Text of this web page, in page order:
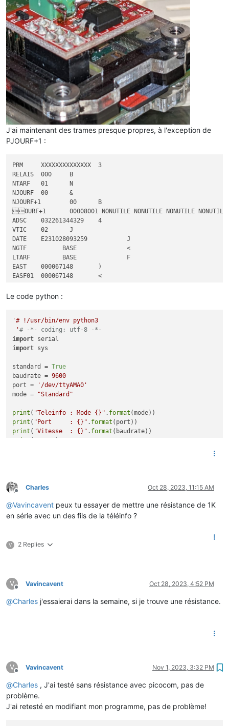
J'ai maintenant des trames presque propres, à l'exception de
PJOURF+1 :
PRM	XXXXXXXXXXXXXX	3
RELAIS	000	B
NTARF	01	N
NJOURF	00	&
NJOURF+1	00	B
OURF+1	00008001 NONUTILE NONUTILE NONUTILE NONUTILE NONUTILE NONUTILE NONUTILE NONUTILE NONUTILE NONUTILE	9
ADSC	032261344329	4
VTIC	02	J
DATE	E231028093259		J
NGTF	      BASE      	<
LTARF	      BASE      	F
EAST	000067148	)
EASF01	000067148	<
EASF03	000000000	$
EASF06	000000000	'
EASF07	000000000	(
EASF08	000000000	)
EASF09	000000000	*
EASD01	000067148	:
EASD02	000000000	!
URMS1	236	E
PREF	06	E
PCOUP	06	_
UMOY1	E231028093000	236	2
MSG1	PAS DE          MESSAGE         	<
Le code python :
'# !/usr/bin/env python3
'# -*- coding: utf-8 -*-
import
import sys
standard = True
baudrate = 9600
port =
'/dev/ttyAMA0'
mode =
"Standard"
print ( "Teleinfo : Mode {}" . format
print ( "Port     : {}" . format
print ( "Vitesse  : {}" . format
                       stopbits=serial.STOPBITS_ONE,
while True:
Offline
Charles Oct 28, 2023, 11:15 AM
@Vavincavent peux tu essayer de mettre une résistance de 1K
en série avec un des fils de la téléinfo ?
V 2 Replies
V
Offline
Vavincavent Oct 28, 2023, 4:52 PM
@Charles j'essaierai dans la semaine, si je trouve une résistance.
V
Offline
Vavincavent Nov 1, 2023, 3:32 PM
@Charles , J'ai testé sans résistance avec picocom, pas de
problème.
J'ai retesté en modifiant mon programme, pas de problème!